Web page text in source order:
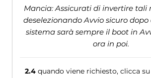
Mancia: Assicurati di invertire tali
deselezionando Avvio sicuro dopo
sistema sarà sempre il boot in
ora in poi.
2.4 quando viene richiesto, clicca su